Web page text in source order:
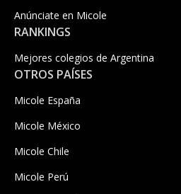
Anúnciate en Micole
RANKINGS
Mejores colegios de Argentina
OTROS PAÍSES
Micole España
Micole México
Micole Chile
Micole Perú